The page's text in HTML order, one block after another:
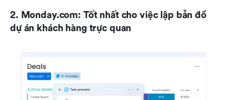
2. Monday.com: Tốt nhất cho việc lập bản đồ
dự án khách hàng trực quan